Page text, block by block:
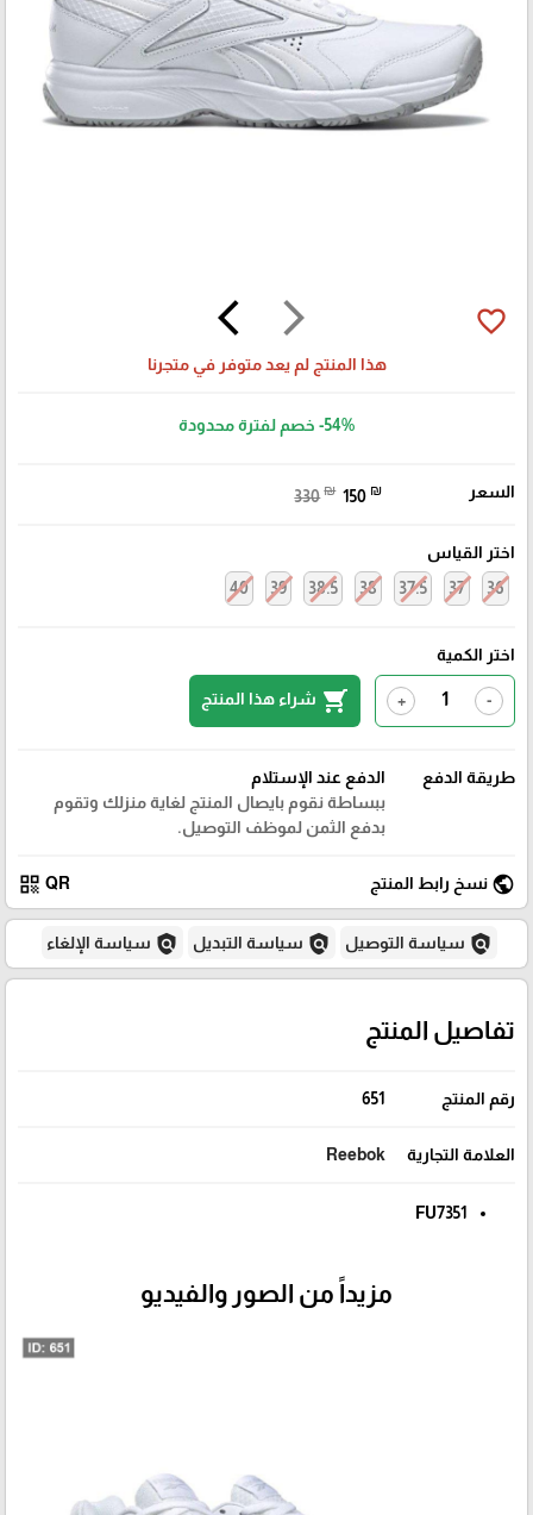
arrow_forward_ios
arrow_back_ios favorite_border
هذا المنتج لم يعد متوفر في متجرنا
-54% خصم لفترة محدودة
السعر 330 ₪ 150 ₪
اختر القياس
36
37
37.5
38
38.5
39
40
اختر الكمية
-
+
shopping_cart شراء هذا المنتج
طريقة الدفع
الدفع عند الإستلام
ببساطة نقوم بايصال المنتج لغاية منزلك وتقوم
بدفع الثمن لموظف التوصيل.
public نسخ رابط المنتج QR
qr_code
policy سياسة التوصيل policy سياسة التبديل policy سياسة الإلغاء
تفاصيل المنتج
رقم المنتج 651
العلامة التجارية Reebok
FU7351
مزيداً من الصور والفيديو